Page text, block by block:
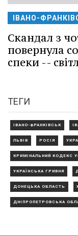
ІВАНО-
Скандал з
повернула
спеки --
ТЕГИ
ІВАНО-ФРАНКІВСЬК
ЛЬВІВ РОСІЯ
КРИМІНАЛЬНИЙ КОДЕКС
УКРАЇНСЬКА ГРИВНЯ
ДОНЕЦЬКА ОБЛАСТЬ
ДНІПРОПЕТРОВСЬКА